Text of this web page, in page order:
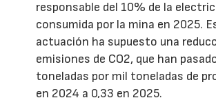
responsable del 10% de la
consumida por la mina en 2025.
actuación ha supuesto una
emisiones de CO2, que han
toneladas por mil toneladas de
en 2024 a 0,33 en 2025.